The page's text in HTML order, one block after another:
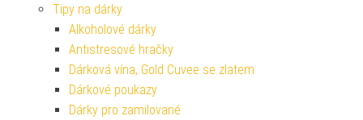
Tipy na dárky
Alkoholové dárky
Antistresové hračky
Dárková vína, Gold Cuvee se zlatem
Dárkové poukazy
Dárky pro zamilované